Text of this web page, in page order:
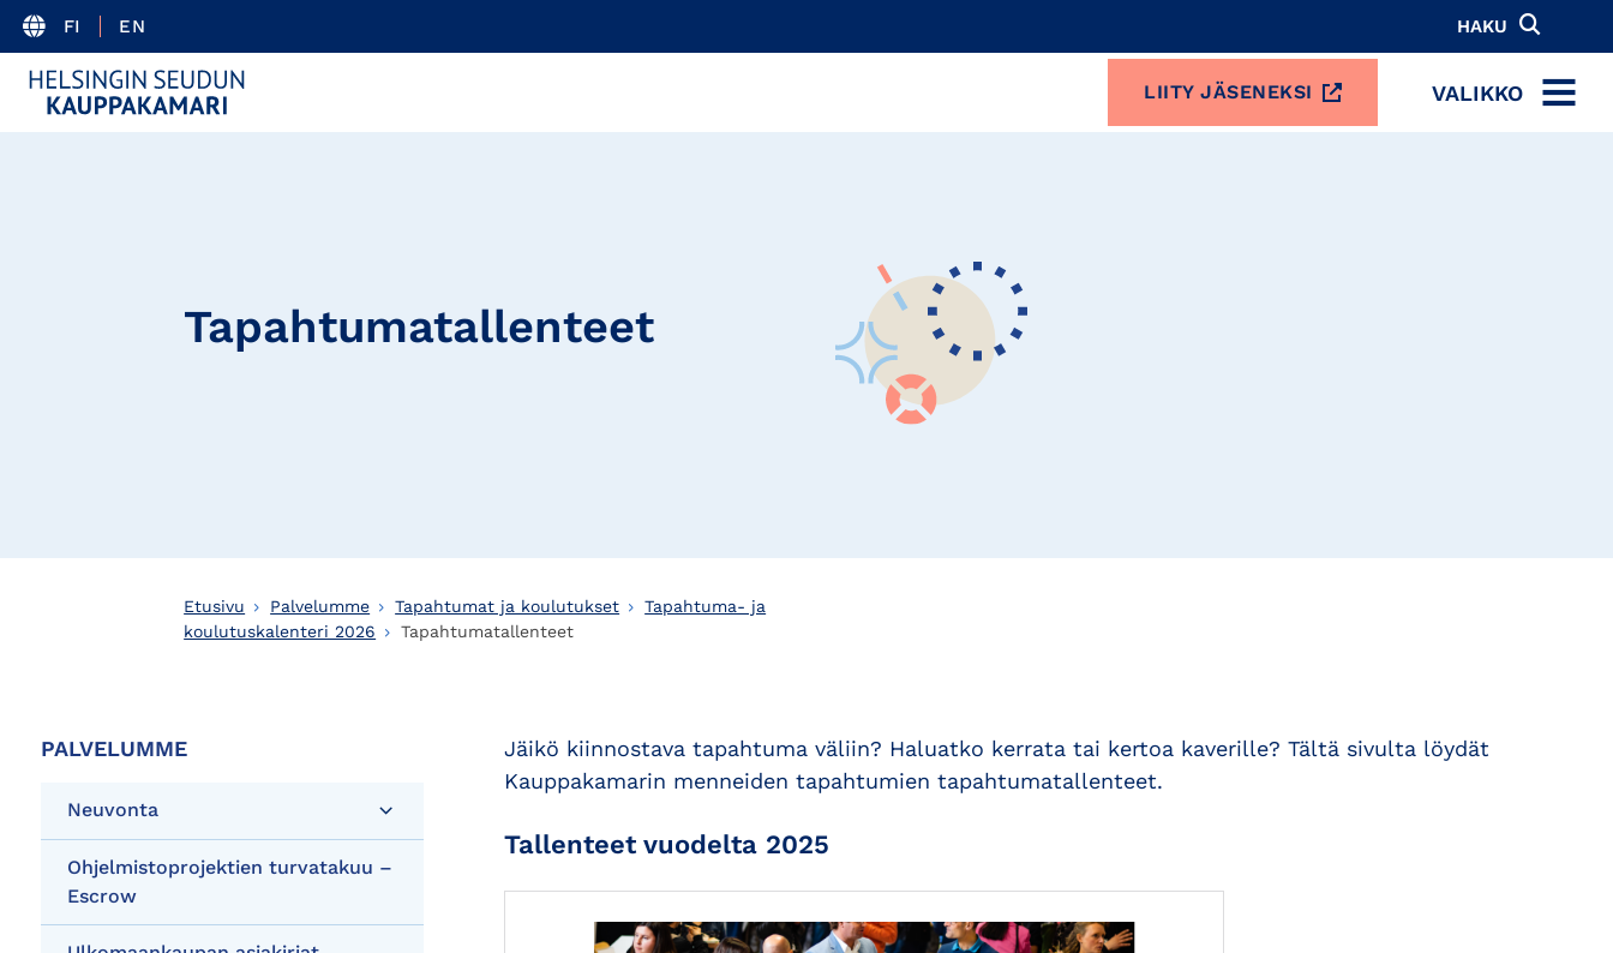
FI EN HAKU
LIITY JÄSENEKSI VALIKKO
MENU
Tapahtumatallenteet
Etusivu Palvelumme Tapahtumat ja koulutukset
Tapahtuma- ja
koulutuskalenteri 2026
Tapahtumatallenteet
Jäikö kiinnostava tapahtuma väliin? Haluatko kerrata tai kertoa kaverille? Tältä sivulta löydät
Kauppakamarin menneiden tapahtumien tapahtumatallenteet.
Tallenteet vuodelta 2025
PALVELUMME
Neuvonta
Ohjelmistoprojektien turvatakuu –
Escrow